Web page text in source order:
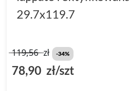
29.7x119.7
119,56zł -34%
78,90 zł/szt